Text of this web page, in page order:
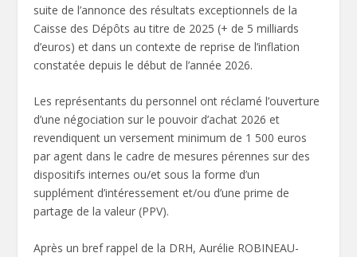
suite de l’annonce des résultats exceptionnels de la
Caisse des Dépôts au titre de 2025 (+ de 5 milliards
d’euros) et dans un contexte de reprise de l’inflation
constatée depuis le début de l’année 2026.
Les représentants du personnel ont réclamé l’ouverture
d’une négociation sur le pouvoir d’achat 2026 et
revendiquent un versement minimum de 1 500 euros
par agent dans le cadre de mesures pérennes sur des
dispositifs internes ou/et sous la forme d’un
supplément d’intéressement et/ou d’une prime de
partage de la valeur (PPV).
Après un bref rappel de la DRH, Aurélie ROBINEAU-